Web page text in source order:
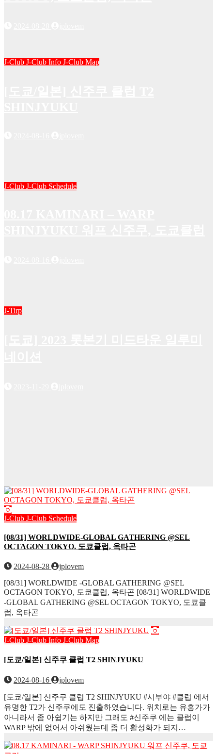
J-Club J-Club Info J-Club Map
J-Club J-Club Schedule
J-Tirp
J-Club J-Club Schedule
[08/31] WORLDWIDE-GLOBAL GATHERING @SEL
OCTAGON TOKYO, 도쿄클럽, 옥타곤
2024-08-28
jplovem
[08/31] WORLDWIDE -GLOBAL GATHERING @SEL
OCTAGON TOKYO, 도쿄클럽, 옥타곤 [08/31] WORLDWIDE
-GLOBAL GATHERING @SEL OCTAGON TOKYO, 도쿄클
럽, 옥타곤
J-Club J-Club Info J-Club Map
[도쿄/일본] 신주쿠 클럽 T2 SHINJYUKU
2024-08-16 jplovem
[도쿄/일본] 신주쿠 클럽 T2 SHINJYUKU #시부야 #클럽 에서
유명한 T2가 신주쿠에도 진출하였습니다. 위치로는 유흥가가
아니라서 좀 아쉽기는 하지만 그래도 #신주쿠 에는 클럽이
WARP 밖에 없어서 아쉬웠는데 좀 더 활성화가 되지…